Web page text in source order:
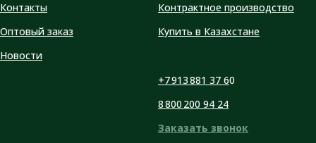
Контакты
Оптовый заказ
Новости
Контрактное производство
Купить в Казахстане
+7 913 881 37 60
8 800 200 94 24
Заказать звонок